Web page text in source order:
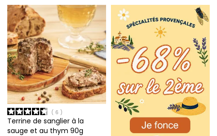
6
Terrine de sanglier à la
sauge et au thym 90g